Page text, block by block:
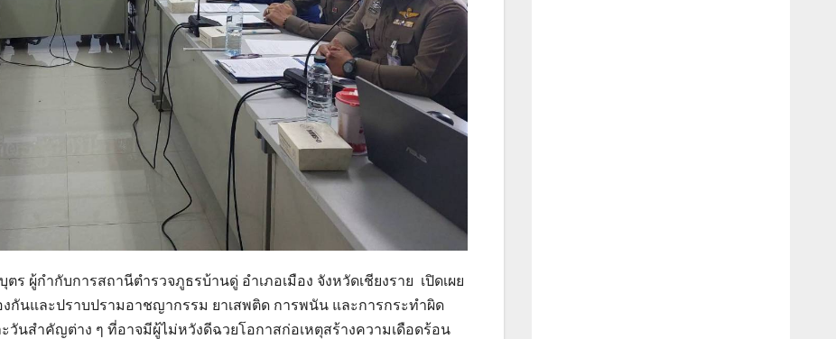
ผู้กำกับการสถานีตำรวจภูธรบ้านดู่ อำเภอเมือง จังหวัดเชียงราย เปิดเผย
งกันและปราบปรามอาชญากรรม ยาเสพติด การพนัน และการกระทำผิด
วันสำคัญต่าง ๆ ที่อาจมีผู้ไม่หวังดีฉวยโอกาสก่อเหตุสร้างความเดือดร้อน